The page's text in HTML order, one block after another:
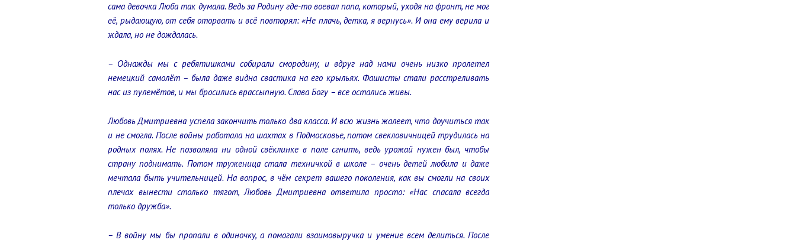
сама девочка Люба так думала. Ведь за Родину где-то воевал папа, который, уходя на фронт, не мог
её, рыдающую, от себя оторвать и всё повторял: «Не плачь, детка, я вернусь». И она ему верила и
ждала, но не дождалась.
– Однажды мы с ребятишками собирали смородину, и вдруг над нами очень низко пролетел
немецкий самолёт – была даже видна свастика на его крыльях. Фашисты стали расстреливать
нас из пулемётов, и мы бросились врассыпную. Слава Богу – все остались живы.
Любовь Дмитриевна успела закончить только два класса. И всю жизнь жалеет, что доучиться так
и не смогла. После войны работала на шахтах в Подмосковье, потом свекловичницей трудилась на
родных полях. Не позволяла ни одной свёклинке в поле сгнить, ведь урожай нужен был, чтобы
страну поднимать. Потом труженица стала техничкой в школе – очень детей любила и даже
мечтала быть учительницей. На вопрос, в чём секрет вашего поколения, как вы смогли на своих
плечах вынести столько тягот, Любовь Дмитриевна ответила просто: «Нас спасала всегда
только дружба».
– В войну мы бы пропали в одиночку, а помогали взаимовыручка и умение всем делиться. После